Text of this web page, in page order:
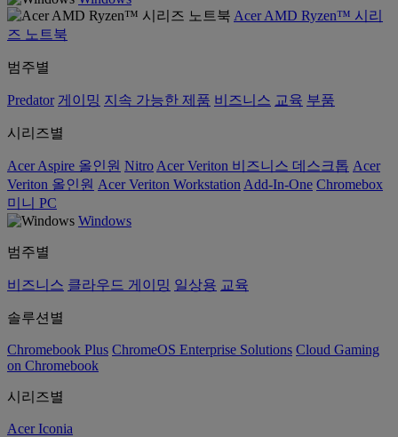
Acer AMD Ryzen™ 시리
즈 노트북
범주별
Predator 게이밍 지속 가능한 제품 비즈니스 교육 부품
시리즈별
Acer Aspire 올인원 Nitro Acer Veriton 비즈니스 데스크톱 Acer
Veriton 올인원 Acer Veriton Workstation Add-In-One Chromebox
미니 PC
Windows
범주별
비즈니스 클라우드 게이밍 일상용 교육
솔루션별
Chromebook Plus ChromeOS Enterprise Solutions Cloud Gaming
on Chromebook
시리즈별
Acer Iconia